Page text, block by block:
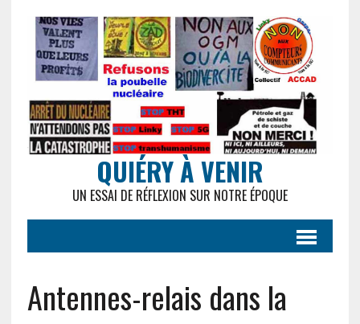
QUIÉRY À VENIR
UN ESSAI DE RÉFLEXION SUR NOTRE ÉPOQUE
Antennes-relais dans la